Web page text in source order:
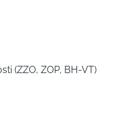
(ZZO, ZOP, BH-VT)